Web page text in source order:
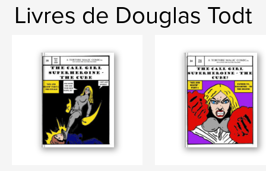
Livres de Douglas Todt